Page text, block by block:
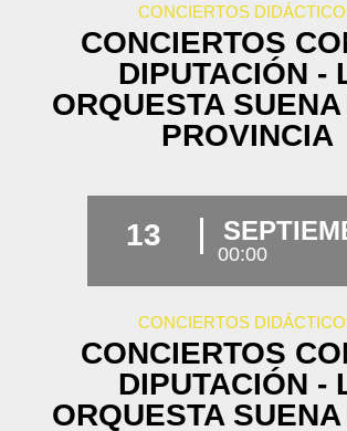
CONCIERTOS
CONCIERTOS
DIPUTACIÓN -
ORQUESTA
PROVINCIA
13
00:00
CONCIERTOS
CONCIERTOS
DIPUTACIÓN -
ORQUESTA